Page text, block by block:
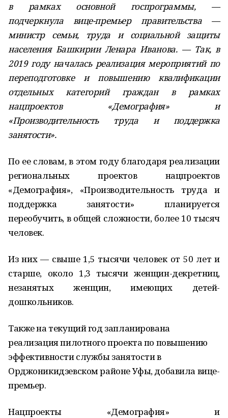
в рамках основной госпрограммы, —
подчеркнула вице-премьер правительства —
министр семьи, труда и социальной защиты
населения Башкирии Ленара Иванова. — Так, в
2019 году началась реализация мероприятий по
переподготовке и повышению квалификации
отдельных категорий граждан в рамках
нацпроектов «Демография» и
«Производительность труда и поддержка
занятости».
По ее словам, в этом году благодаря реализации
региональных проектов нацпроектов
«Демография», «Производительность труда и
поддержка занятости» планируется
переобучить, в общей сложности, более 10 тысяч
человек.
Из них — свыше 1,5 тысячи человек от 50 лет и
старше, около 1,3 тысячи женщин-декретниц,
незанятых женщин, имеющих детей-
дошкольников.
Также на текущий год запланирована
реализация пилотного проекта по повышению
эффективности службы занятости в
Орджоникидзевском районе Уфы, добавила вице-
премьер.
Нацпроекты «Демография» и